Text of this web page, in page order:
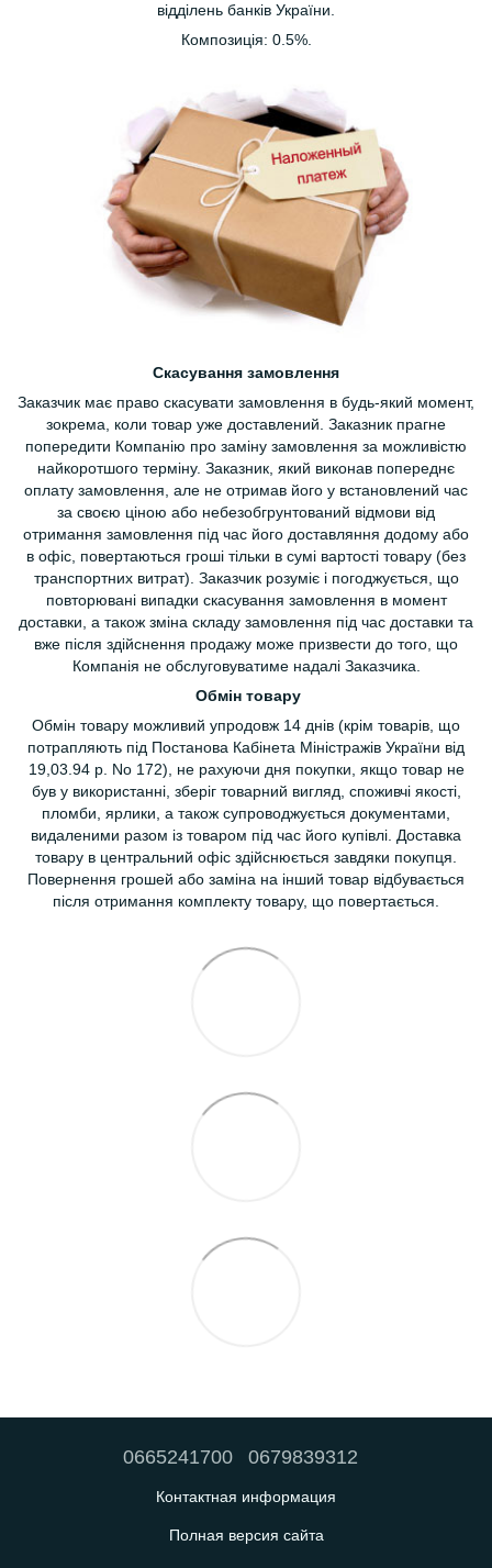
відділень банків України.
Композиція: 0.5%.
Скасування замовлення
Заказчик має право скасувати замовлення в будь-який момент,
зокрема, коли товар уже доставлений. Заказник прагне
попередити Компанію про заміну замовлення за можливістю
найкоротшого терміну. Заказник, який виконав попереднє
оплату замовлення, але не отримав його у встановлений час
за своєю ціною або небезобгрунтований відмови від
отримання замовлення під час його доставляння додому або
в офіс, повертаються гроші тільки в сумі вартості товару (без
транспортних витрат). Заказчик розуміє і погоджується, що
повторювані випадки скасування замовлення в момент
доставки, а також зміна складу замовлення під час доставки та
вже після здійснення продажу може призвести до того, що
Компанія не обслуговуватиме надалі Заказчика.
Обмін товару
Обмін товару можливий упродовж 14 днів (крім товарів, що
потрапляють під Постанова Кабінета Міністражів України від
19,03.94 р. No 172), не рахуючи дня покупки, якщо товар не
був у використанні, зберіг товарний вигляд, споживчі якості,
пломби, ярлики, а також супроводжується документами,
видаленими разом із товаром під час його купівлі. Доставка
товару в центральний офіс здійснюється завдяки покупця.
Повернення грошей або заміна на інший товар відбувається
після отримання комплекту товару, що повертається.
0665241700 0679839312
Контактная информация
Полная версия сайта